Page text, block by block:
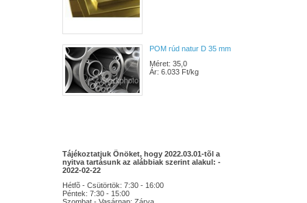
POM rúd natur D 35 mm
Méret: 35,0
Ár: 6.033 Ft/kg
Tájékoztatjuk Önöket, hogy 2022.03.01-tõl a
nyitva tartásunk az alábbiak szerint alakul: -
2022-02-22
Hétfõ - Csütörtök: 7:30 - 16:00
Péntek: 7:30 - 15:00